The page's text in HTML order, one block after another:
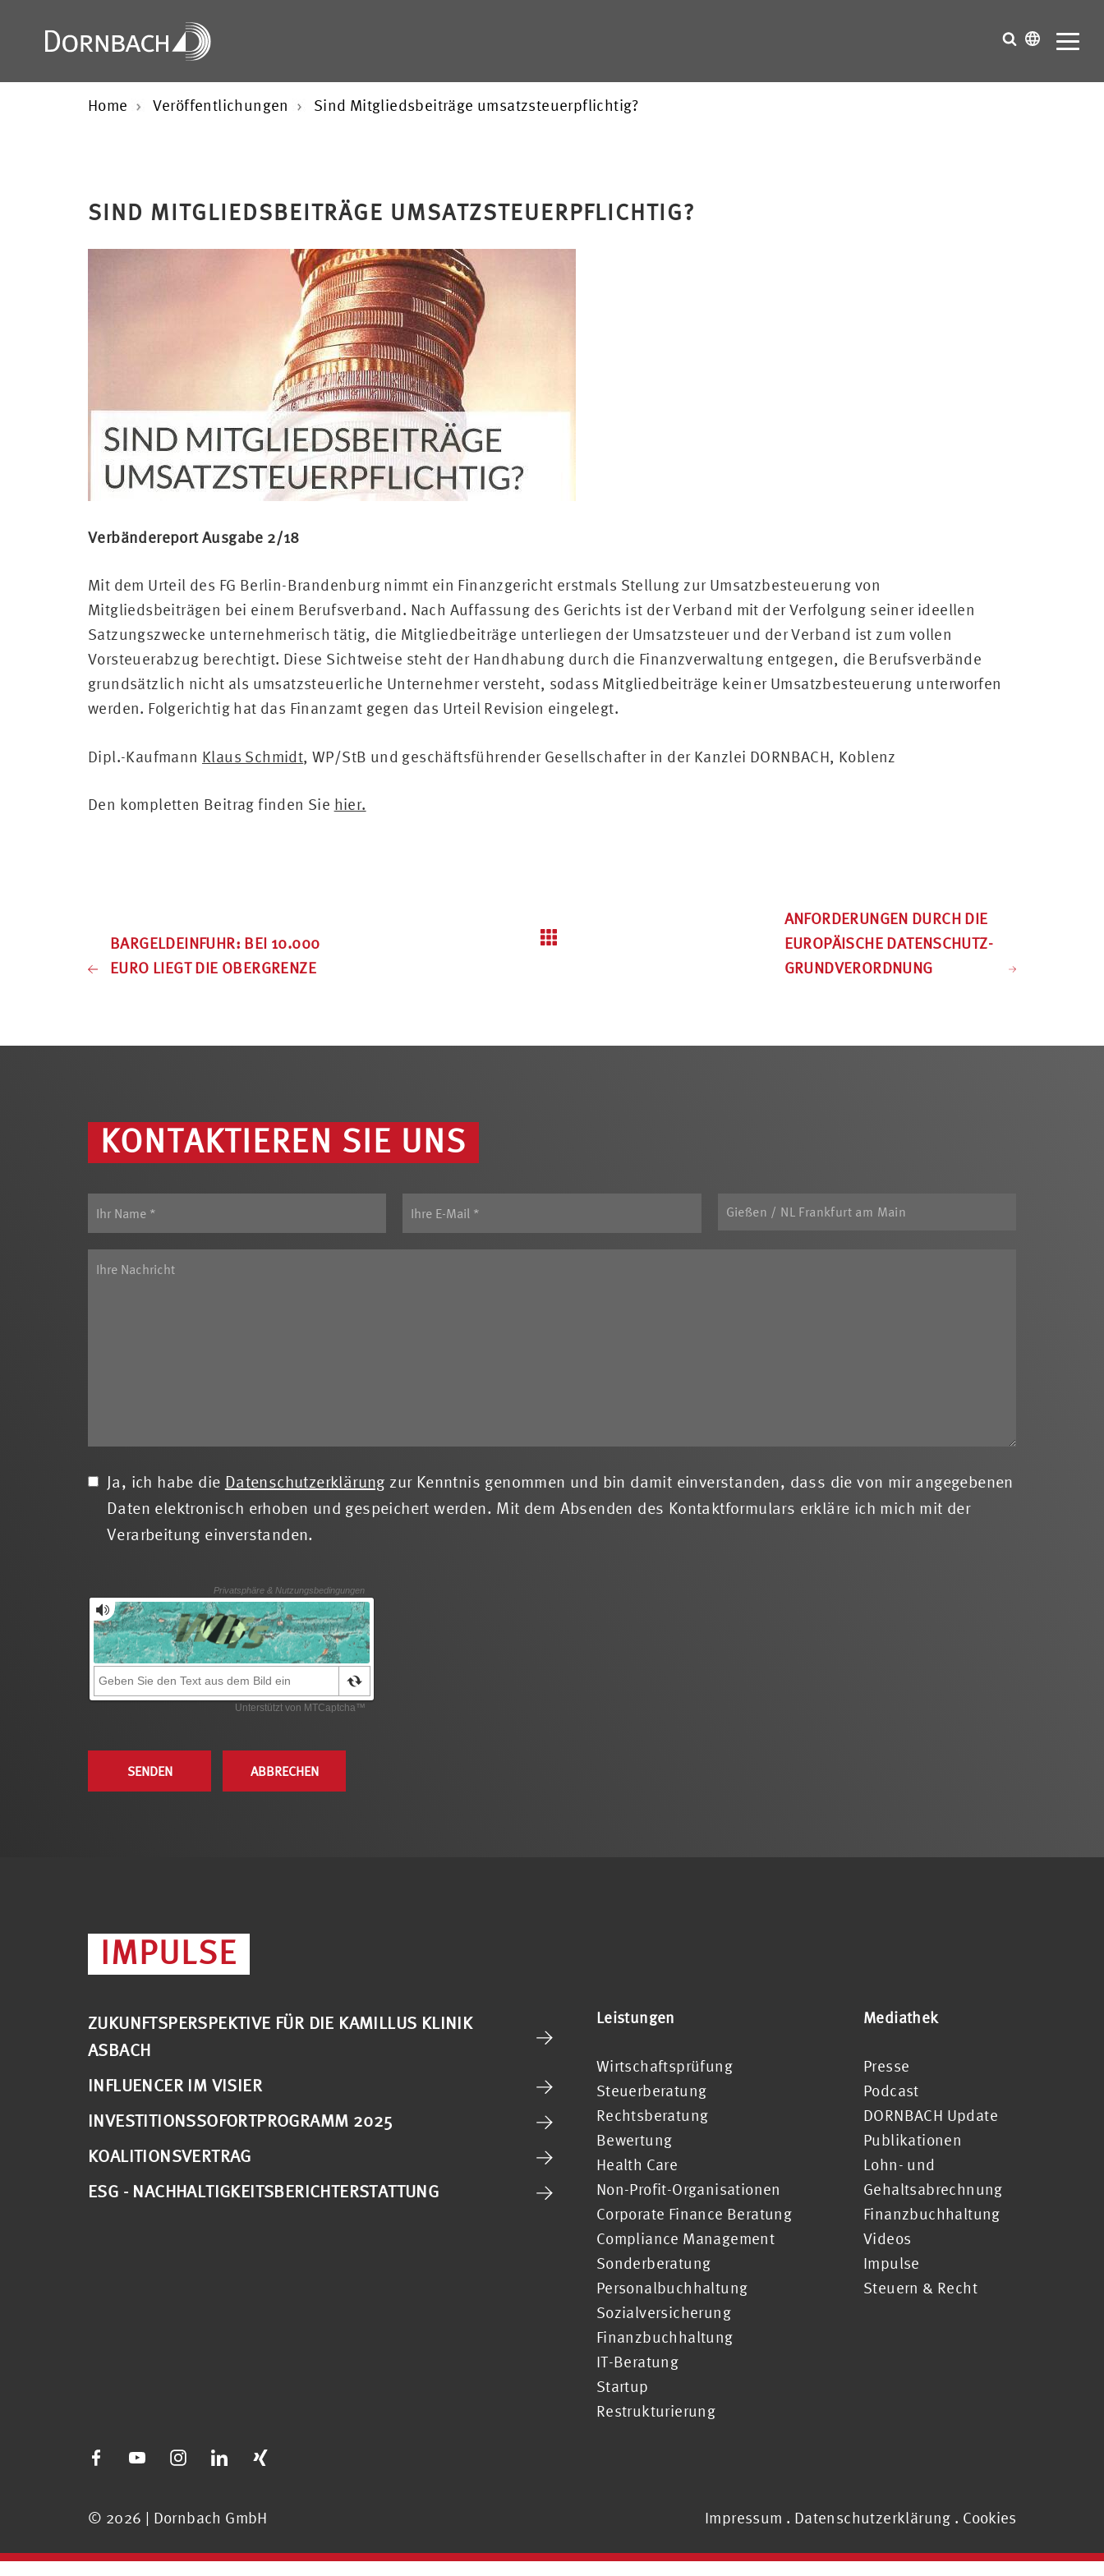
Home Veröffentlichungen Sind Mitgliedsbeiträge umsatzsteuerpflichtig?
SIND MITGLIEDSBEITRÄGE UMSATZSTEUERPFLICHTIG?
Verbändereport Ausgabe 2/18
Mit dem Urteil des FG Berlin-Brandenburg nimmt ein Finanzgericht erstmals Stellung zur Umsatzbesteuerung von
Mitgliedsbeiträgen bei einem Berufsverband. Nach Auffassung des Gerichts ist der Verband mit der Verfolgung seiner ideellen
Satzungszwecke unternehmerisch tätig, die Mitgliedbeiträge unterliegen der Umsatzsteuer und der Verband ist zum vollen
Vorsteuerabzug berechtigt. Diese Sichtweise steht der Handhabung durch die Finanzverwaltung entgegen, die Berufsverbände
grundsätzlich nicht als umsatzsteuerliche Unternehmer versteht, sodass Mitgliedbeiträge keiner Umsatzbesteuerung unterworfen
werden. Folgerichtig hat das Finanzamt gegen das Urteil Revision eingelegt.
Dipl.-Kaufmann Klaus Schmidt, WP/StB und geschäftsführender Gesellschafter in der Kanzlei DORNBACH, Koblenz
Den kompletten Beitrag finden Sie hier.
BARGELDEINFUHR: BEI 10.000
EURO LIEGT DIE OBERGRENZE
ANFORDERUNGEN DURCH DIE
EUROPÄISCHE DATENSCHUTZ-
GRUNDVERORDNUNG
KONTAKTIEREN SIE UNS
Ja, ich habe die Datenschutzerklärung zur Kenntnis genommen und bin damit einverstanden, dass die von mir angegebenen
Daten elektronisch erhoben und gespeichert werden. Mit dem Absenden des Kontaktformulars erkläre ich mich mit der
Verarbeitung einverstanden.
IMPULSE
ZUKUNFTSPERSPEKTIVE FÜR DIE KAMILLUS KLINIK
ASBACH
INFLUENCER IM VISIER
INVESTITIONSSOFORTPROGRAMM 2025
KOALITIONSVERTRAG
ESG - NACHHALTIGKEITSBERICHTERSTATTUNG
Leistungen
Wirtschaftsprüfung
Steuerberatung
Rechtsberatung
Bewertung
Health Care
Non-Profit-Organisationen
Corporate Finance Beratung
Compliance Management
Sonderberatung
Personalbuchhaltung
Sozialversicherung
Finanzbuchhaltung
IT-Beratung
Startup
Restrukturierung
Mediathek
Presse
Podcast
DORNBACH Update
Publikationen
Lohn- und
Gehaltsabrechnung
Finanzbuchhaltung
Videos
Impulse
Steuern & Recht
© 2026 | Dornbach GmbH Impressum . Datenschutzerklärung . Cookies